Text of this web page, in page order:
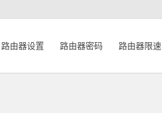
路由器设置 路由器密码 路由器限速